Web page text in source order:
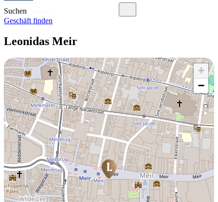
Suchen
Geschäft finden
Leonidas Meir
+
−